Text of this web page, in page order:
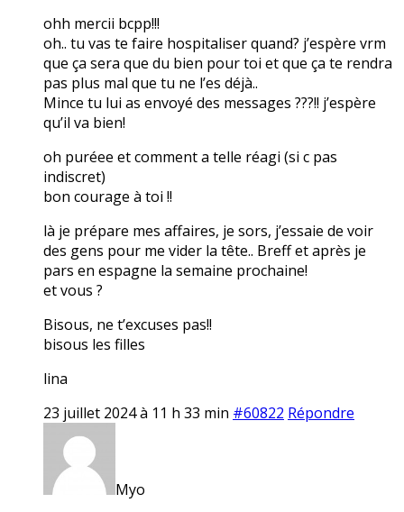
ohh mercii bcpp!!!
oh.. tu vas te faire hospitaliser quand? j’espère vrm
que ça sera que du bien pour toi et que ça te rendra
pas plus mal que tu ne l’es déjà..
Mince tu lui as envoyé des messages ???!! j’espère
qu’il va bien!
oh puréee et comment a telle réagi (si c pas
indiscret)
bon courage à toi !!
là je prépare mes affaires, je sors, j’essaie de voir
des gens pour me vider la tête.. Breff et après je
pars en espagne la semaine prochaine!
et vous ?
Bisous, ne t’excuses pas!!
bisous les filles
lina
23 juillet 2024 à 11 h 33 min #60822 Répondre
Myo